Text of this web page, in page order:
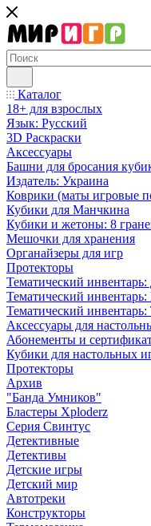
Каталог
18+ для взрослых
Язык: Русский
3D Раскраски
Аксессуары
Башни для бросания
Издатель: Украина
Коврики (маты игровые
Кубики для Манчкина
Кубики и жетоны: 8
Мешочки для хранения
Органайзеры для игр
Протекторы
Тематический инвентарь:
Тематический
Тематический
Аксессуары для
Абонементы и
Кубики для настольных
Протекторы
Архив
"Банда Умников"
Бластеры Xploderz
Cерия Свинтус
Детективные
Детективы
Детские игры
Детский мир
Автотреки
Конструкторы